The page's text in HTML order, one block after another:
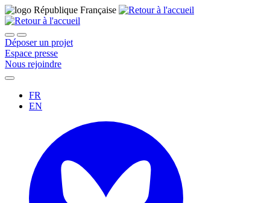
Déposer un projet
Espace presse
Nous rejoindre
FR
EN